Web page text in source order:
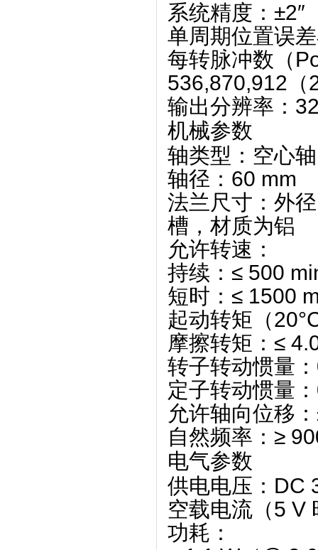
系统精度 ‌：‌ ±2″
单周期位置误差
每转脉冲数（
536,870,912（
输出分辨率 ‌：‌
机械参数
轴类型 ‌：‌ 空心
轴径 ‌：‌ 60 mm
法兰尺寸 ：外
槽，材质为铝
允许转速 ‌：
持续：‌ ≤ 500
短时：‌ ≤ 1500
起动转矩（
摩擦转矩 ‌：‌ ≤
转子转动惯量 ‌：‌
定子转动惯量 ‌：‌
允许轴向位移 ‌：‌
自然频率 ‌：‌ ≥
电气参数
供电电压 ‌：‌ DC
空载电流（5 V
功耗 ‌：